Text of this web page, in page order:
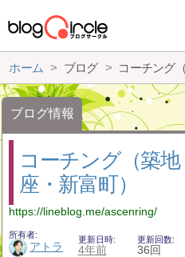
ホーム ブログ コーチング
ブログ情報
コーチング（築地
座・新富町）
https://lineblog.me/ascenring/
所有者
アトラ
更新日時
4年前
更新回数
36回